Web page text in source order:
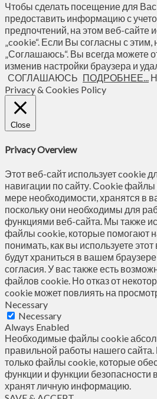
Чтобы сделать посещение для
предоставить информацию с
предпочтений, на этом веб-сайте
„cookie“. Если Вы согласны с этим,
„Соглашаюсь“. Вы всегда можете
изменив настройки браузера и
СОГЛАШАЮСЬ ПОДРОБНЕЕ...
Privacy & Cookies Policy
Close
Privacy Overview
Этот веб-сайт использует cookie
навигации по сайту. Сookie
мере необходимости, хранятся в
поскольку они необходимы для
функциями веб-сайта. Мы также
файлы cookie, которые помогают
понимать, как вы используете
будут храниться в вашем
согласия. У вас также есть
файлов cookie. Но отказ от
cookie может повлиять на
Necessary
Necessary
Always Enabled
Необходимые файлы cookie
правильной работы нашего сайта.
только файлы cookie, которые
функции и функции безопасности
хранят личную информацию.